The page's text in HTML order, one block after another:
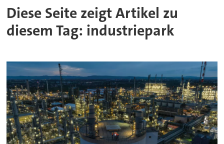
Diese Seite zeigt Artikel zu
diesem Tag: industriepark